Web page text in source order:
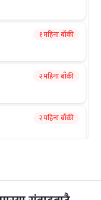
१ महिना बाँकी
२ महिना बाँकी
२ महिना बाँकी